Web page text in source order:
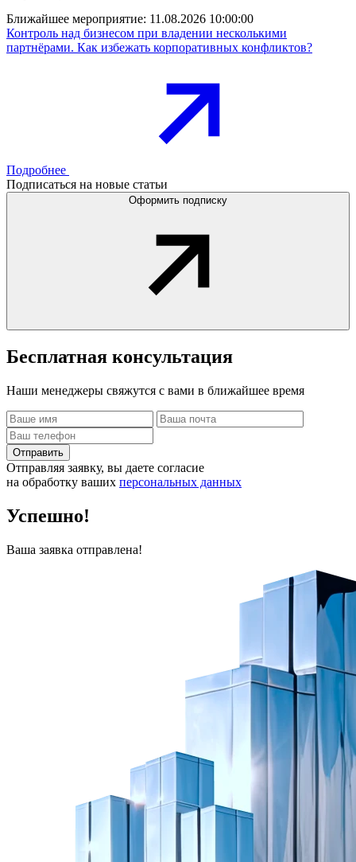
Ближайшее мероприятие: 11.08.2026 10:00:00
Контроль над бизнесом при владении несколькими
партнёрами. Как избежать корпоративных конфликтов?
Подробнее
Подписаться на новые статьи
Оформить подписку
Бесплатная консультация
Наши менеджеры свяжутся с вами в ближайшее время
Отправить
Отправляя заявку, вы даете согласие
на обработку ваших персональных данных
Успешно!
Ваша заявка отправлена!